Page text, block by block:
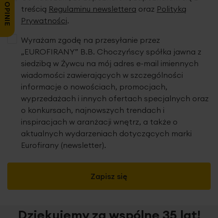
Chcesz zamontować roletę bez wiercenia? Istnieje taka
możliwość.By dokupić uchwyty bezinwazyjne,dodaj je
w koszyku lub skontaktuj się z nami.
KONSERWACJA:Konserwacja iutrzymanie rolet w
czystości jest bardzo proste.Tkanina połączona jest z
systemem mocującymza pomocą rzepa, dzięki któremu
zdejmiesz ją i powiesisz jednym ruchem ręki. Tunele są
zaprojektowane w sposób umożliwiający
łatwe
wyjmowanie prętów usztywniających
. Pamiętaj o
wyjęciu elementów usztywniających przed praniem.
Materiał możesz uprać ręcznie w 30oC.
szerokości do 150 cm będą wykończone po bokach
estetycznymi kantami z tkaniny o tym samym wzorze.
W roletach z tkanin zaciemniających kanaliki z prętami
treścią Regulaminu newslettera oraz Polityką
Prywatności.
Zapisz się
Wyrażam zgodę na przesyłanie przez
„EUROFIRANY” B.B. Choczyńscy spółka jawna z
siedzibą w Żywcu na mój adres e-mail imiennych
wiadomości zawierających w szczególności
informacje o nowościach, promocjach,
wyprzedażach i innych ofertach specjalnych oraz
o konkursach, najnowszych trendach i
inspiracjach w aranżacji wnętrz, a także o
aktualnych wydarzeniach dotyczących marki
Eurofirany (newsletter).